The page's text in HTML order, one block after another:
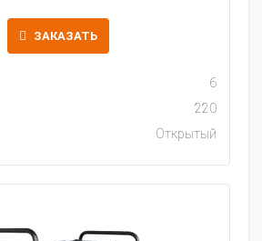
ЗАКАЗАТЬ
6
220
Открытый